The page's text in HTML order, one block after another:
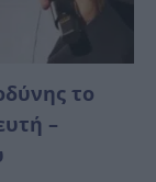
το
–